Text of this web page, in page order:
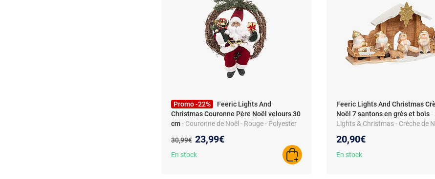
Promo -22%
Feeric Lights And
Christmas Couronne Père Noël velours 30
cm- Couronne de Noël - Rouge - Polyester
39.7 cm
Ancien prix :
30,99€ Nouveau prix :
23,99€
En stock
AJOUTER AU PANIER
Feeric Lights And Christmas
Noël 7 santons en grès et bois-
Lights & Christmas - Crèche de
20,90€
En stock